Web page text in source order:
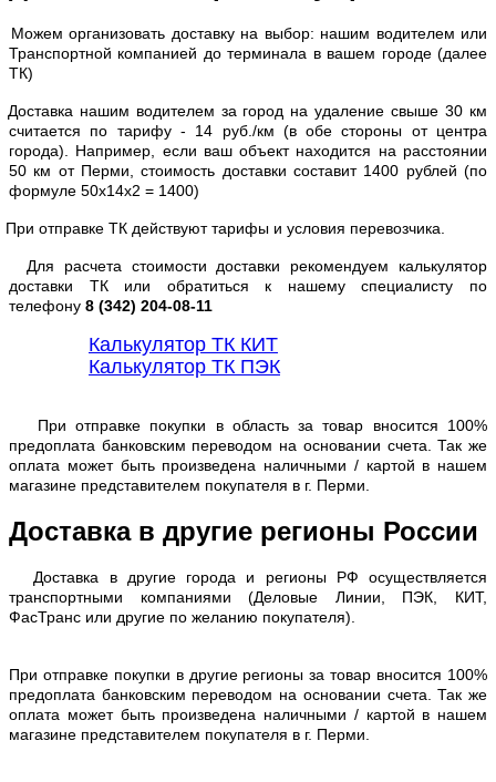
Можем организовать доставку на выбор: нашим водителем или
Транспортной компанией до терминала в вашем городе (далее
ТК)
Доставка нашим водителем за город на удаление свыше 30 км
считается по тарифу - 14 руб./км (в обе стороны от центра
города). Например, если ваш объект находится на расстоянии
50 км от Перми, стоимость доставки составит 1400 рублей (по
формуле 50х14х2 = 1400)
При отправке ТК действуют тарифы и условия перевозчика.
Для расчета стоимости доставки рекомендуем калькулятор
доставки ТК или обратиться к нашему специалисту по
телефону 8 (342) 204-08-11
Калькулятор ТК КИТ
Калькулятор ТК ПЭК
При отправке покупки в область за товар вносится 100%
предоплата банковским переводом на основании счета. Так же
оплата может быть произведена наличными / картой в нашем
магазине представителем покупателя в г. Перми.
Доставка в другие регионы России
Доставка в другие города и регионы РФ осуществляется
транспортными компаниями (Деловые Линии, ПЭК, КИТ,
ФасТранс или другие по желанию покупателя).
При отправке покупки в другие регионы за товар вносится 100%
предоплата банковским переводом на основании счета. Так же
оплата может быть произведена наличными / картой в нашем
магазине представителем покупателя в г. Перми.